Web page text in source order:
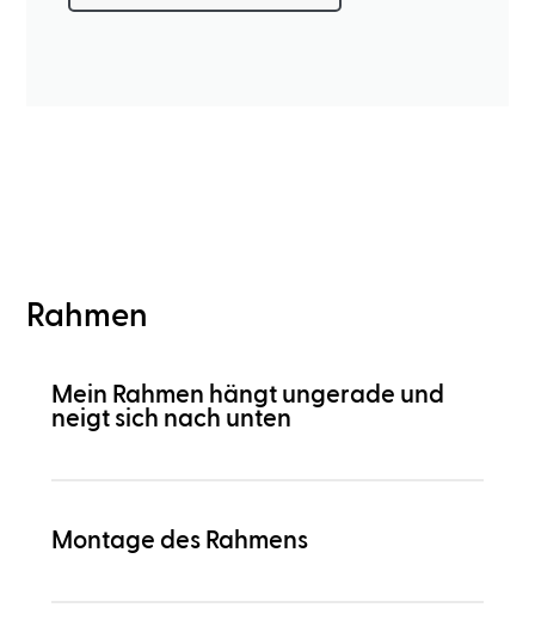
Rahmen
Mein Rahmen hängt ungerade und
neigt sich nach unten
Montage des Rahmens